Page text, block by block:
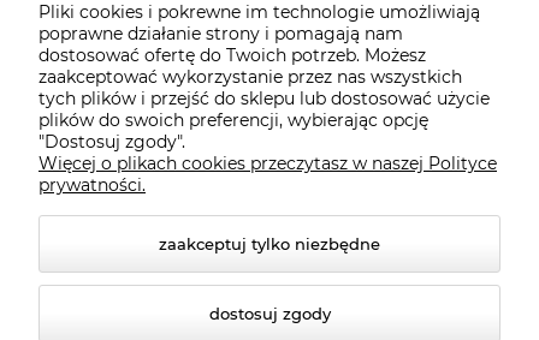
Dostawa i płatności
Pomoc
Gwarancja i Serwis
Pliki cookies i pokrewne im technologie umożliwiają
poprawne działanie strony i pomagają nam
dostosować ofertę do Twoich potrzeb. Możesz
zaakceptować wykorzystanie przez nas wszystkich
tych plików i przejść do sklepu lub dostosować użycie
plików do swoich preferencji, wybierając opcję
"Dostosuj zgody".
Więcej o plikach cookies przeczytasz w naszej Polityce
prywatności.
zaakceptuj tylko niezbędne
dostosuj zgody